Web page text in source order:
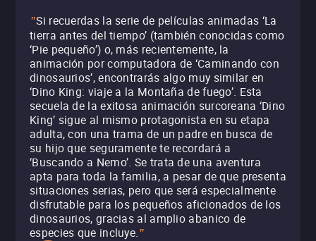
"Si recuerdas la serie de películas animadas ‘La
tierra antes del tiempo’ (también conocidas como
‘Pie pequeño’) o, más recientemente, la
animación por computadora de ‘Caminando con
dinosaurios’, encontrarás algo muy similar en
‘Dino King: viaje a la Montaña de fuego’. Esta
secuela de la exitosa animación surcoreana ‘Dino
King’ sigue al mismo protagonista en su etapa
adulta, con una trama de un padre en busca de
su hijo que seguramente te recordará a
‘Buscando a Nemo’. Se trata de una aventura
apta para toda la familia, a pesar de que presenta
situaciones serias, pero que será especialmente
disfrutable para los pequeños aficionados de los
dinosaurios, gracias al amplio abanico de
especies que incluye."